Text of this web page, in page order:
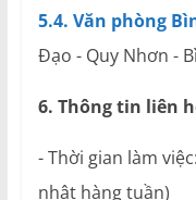
5.4. Văn phòng
Đạo - Quy Nhơn -
6. Thông tin liên
- Thời gian làm việc:
nhật hàng tuần)